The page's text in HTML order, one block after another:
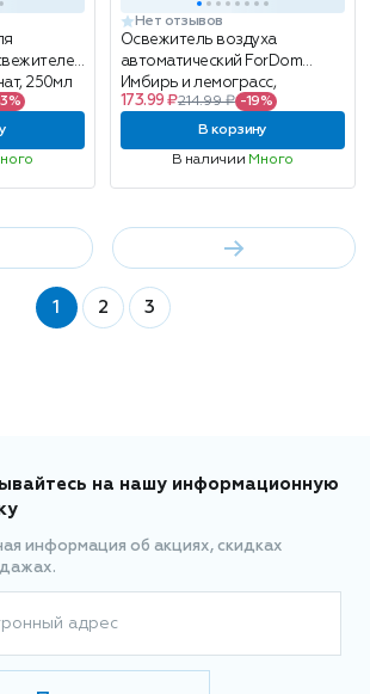
250мл
Нет отзывов
Освежитель воздуха
автоматический ForDom
Имбирь и лемограсс,
запасной блок, 250мл
173.99 ₽214.99 ₽ -19%
В корзину
В наличии Много
1 2 3
на нашу информационную
информация об акциях, скидках
адрес